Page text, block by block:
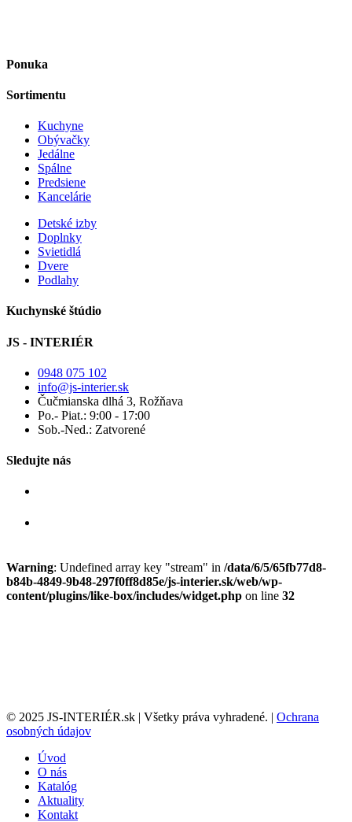
Ponuka
Sortimentu
Kuchyne
Obývačky
Jedálne
Spálne
Predsiene
Kancelárie
Detské izby
Doplnky
Svietidlá
Dvere
Podlahy
Kuchynské štúdio
JS - INTERIÉR
0948 075 102
info@js-interier.sk
Čučmianska dlhá 3, Rožňava
Po.- Piat.: 9:00 - 17:00
Sob.-Ned.: Zatvorené
Sledujte nás
Warning: Undefined array key "stream" in /data/6/5/65fb77d8-
b84b-4849-9b48-297f0ff8d85e/js-interier.sk/web/wp-
content/plugins/like-box/includes/widget.php on line 32
© 2025 JS-INTERIÉR.sk | Všetky práva vyhradené. | Ochrana
osobných údajov
Úvod
O nás
Katalóg
Aktuality
Kontakt